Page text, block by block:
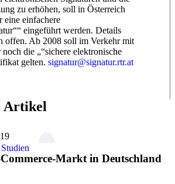
zu erhöhen, soll in Österreich
eine einfachere
eingeführt werden. Details
offen. Ab 2008 soll im Verkehr mit
die „“sichere elektronische
gelten. signatur@signatur.rtr.at
Artikel
Markt in Deutschland